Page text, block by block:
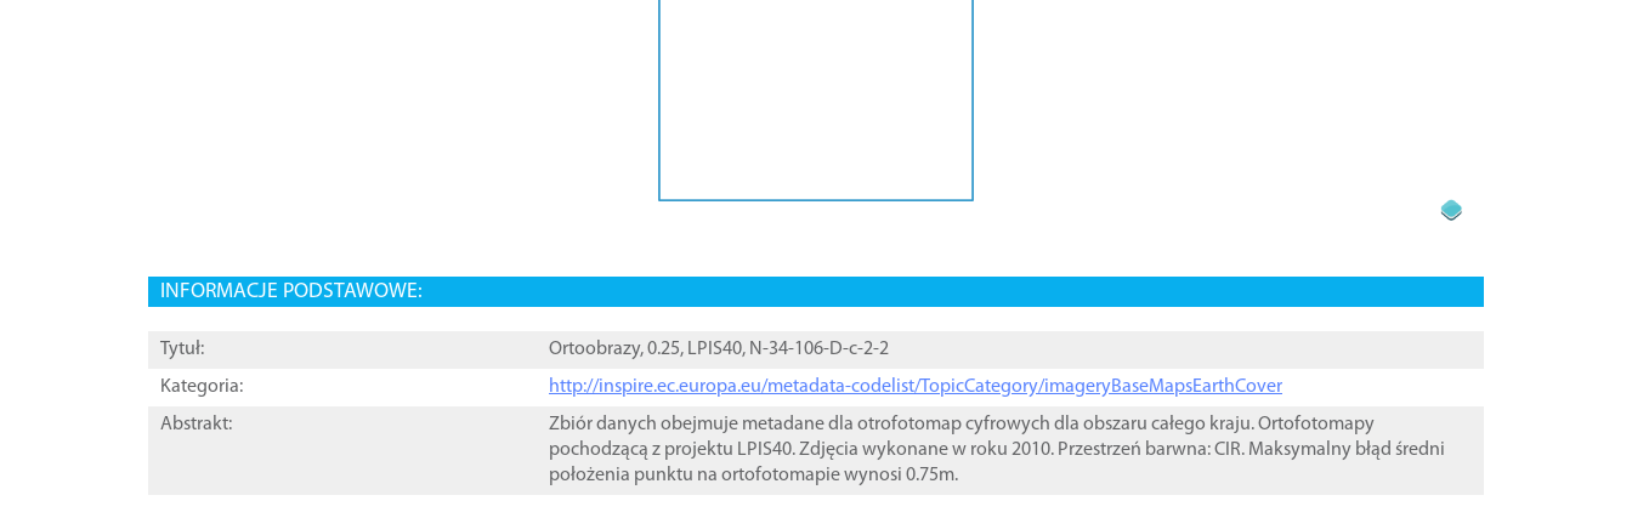
INFORMACJE PODSTAWOWE:
Tytuł:
Ortoobrazy, 0.25, LPIS40, N-34-106-D-c-2-2
Kategoria:
http://inspire.ec.europa.eu/metadata-codelist/TopicCategory/imageryBaseMapsEarthCover
Abstrakt:
Zbiór danych obejmuje metadane dla otrofotomap cyfrowych dla obszaru całego kraju. Ortofotomapy
pochodzącą z projektu LPIS40. Zdjęcia wykonane w roku 2010. Przestrzeń barwna: CIR. Maksymalny błąd średni
położenia punktu na ortofotomapie wynosi 0.75m.